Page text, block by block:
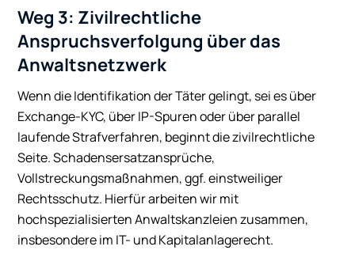
Weg 3: Zivilrechtliche
Anspruchsverfolgung über das
Anwaltsnetzwerk
Wenn die Identifikation der Täter gelingt, sei es über
Exchange-KYC, über IP-Spuren oder über parallel
laufende Strafverfahren, beginnt die zivilrechtliche
Seite. Schadensersatzansprüche,
Vollstreckungsmaßnahmen, ggf. einstweiliger
Rechtsschutz. Hierfür arbeiten wir mit
hochspezialisierten Anwaltskanzleien zusammen,
insbesondere im IT- und Kapitalanlagerecht.